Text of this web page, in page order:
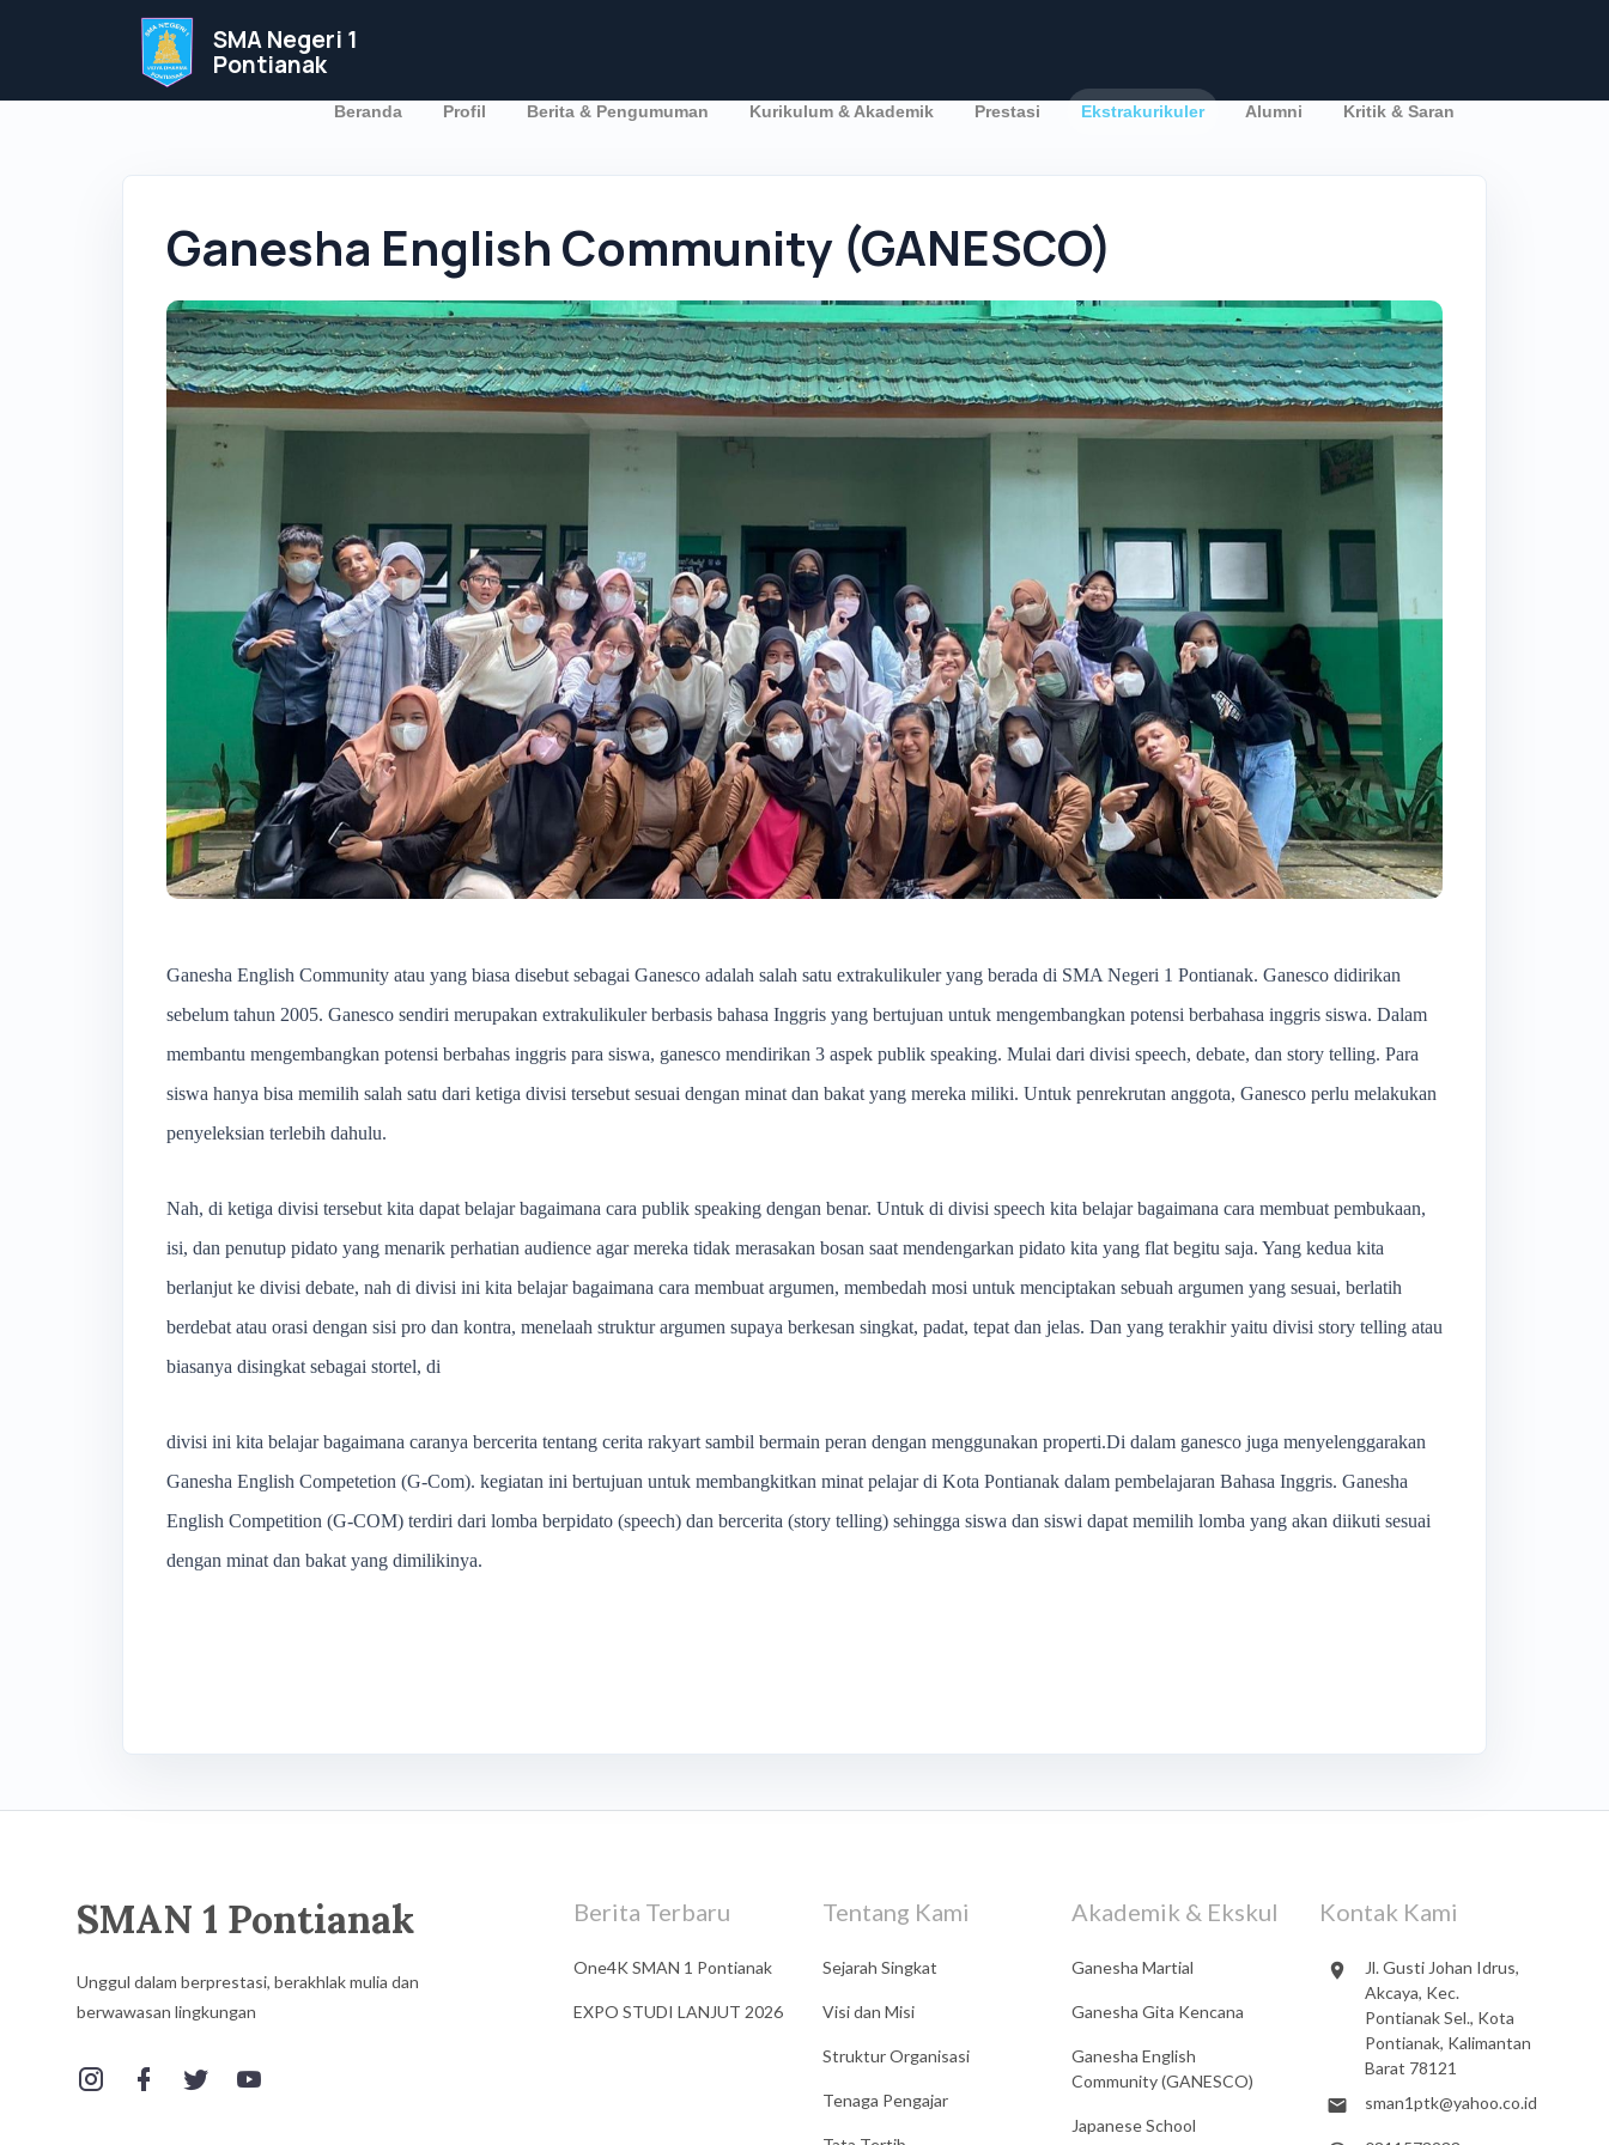
SMA Negeri 1
Pontianak
Beranda Profil Berita & Pengumuman Kurikulum & Akademik Prestasi Ekstrakurikuler Alumni Kritik & Saran
Ganesha English Community (GANESCO)
Ganesha English Community atau yang biasa disebut sebagai Ganesco adalah salah satu extrakulikuler yang berada di SMA Negeri 1 Pontianak. Ganesco didirikan
sebelum tahun 2005. Ganesco sendiri merupakan extrakulikuler berbasis bahasa Inggris yang bertujuan untuk mengembangkan potensi berbahasa inggris siswa. Dalam
membantu mengembangkan potensi berbahas inggris para siswa, ganesco mendirikan 3 aspek publik speaking. Mulai dari divisi speech, debate, dan story telling. Para
siswa hanya bisa memilih salah satu dari ketiga divisi tersebut sesuai dengan minat dan bakat yang mereka miliki. Untuk penrekrutan anggota, Ganesco perlu melakukan
penyeleksian terlebih dahulu.
Nah, di ketiga divisi tersebut kita dapat belajar bagaimana cara publik speaking dengan benar. Untuk di divisi speech kita belajar bagaimana cara membuat pembukaan,
isi, dan penutup pidato yang menarik perhatian audience agar mereka tidak merasakan bosan saat mendengarkan pidato kita yang flat begitu saja. Yang kedua kita
berlanjut ke divisi debate, nah di divisi ini kita belajar bagaimana cara membuat argumen, membedah mosi untuk menciptakan sebuah argumen yang sesuai, berlatih
berdebat atau orasi dengan sisi pro dan kontra, menelaah struktur argumen supaya berkesan singkat, padat, tepat dan jelas. Dan yang terakhir yaitu divisi story telling atau
biasanya disingkat sebagai stortel, di
divisi ini kita belajar bagaimana caranya bercerita tentang cerita rakyart sambil bermain peran dengan menggunakan properti.Di dalam ganesco juga menyelenggarakan
Ganesha English Competetion (G-Com). kegiatan ini bertujuan untuk membangkitkan minat pelajar di Kota Pontianak dalam pembelajaran Bahasa Inggris. Ganesha
English Competition (G-COM) terdiri dari lomba berpidato (speech) dan bercerita (story telling) sehingga siswa dan siswi dapat memilih lomba yang akan diikuti sesuai
dengan minat dan bakat yang dimilikinya.
SMAN 1 Pontianak
Unggul dalam berprestasi, berakhlak mulia dan
berwawasan lingkungan
Berita Terbaru
One4K SMAN 1 Pontianak
EXPO STUDI LANJUT 2026
Tentang Kami
Sejarah Singkat
Visi dan Misi
Struktur Organisasi
Tenaga Pengajar
Akademik & Ekskul
Ganesha Martial
Ganesha Gita Kencana
Ganesha English
Community (GANESCO)
Japanese School
Kontak Kami
Jl. Gusti Johan Idrus,
Akcaya, Kec.
Pontianak Sel., Kota
Pontianak, Kalimantan
Barat 78121
sman1ptk@yahoo.co.id